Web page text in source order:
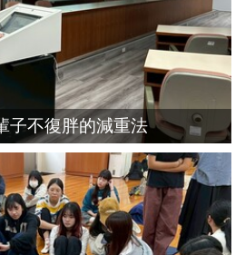
子不復胖的減重法